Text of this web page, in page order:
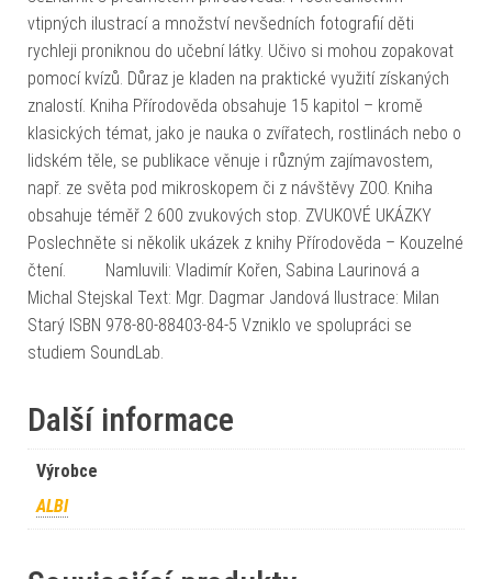
vtipných ilustrací a množství nevšedních fotografií děti
rychleji proniknou do učební látky. Učivo si mohou zopakovat
pomocí kvízů. Důraz je kladen na praktické využití získaných
znalostí. Kniha Přírodověda obsahuje 15 kapitol – kromě
klasických témat, jako je nauka o zvířatech, rostlinách nebo o
lidském těle, se publikace věnuje i různým zajímavostem,
např. ze světa pod mikroskopem či z návštěvy ZOO. Kniha
obsahuje téměř 2 600 zvukových stop. ZVUKOVÉ UKÁZKY
Poslechněte si několik ukázek z knihy Přírodověda – Kouzelné
čtení. Namluvili: Vladimír Kořen, Sabina Laurinová a
Michal Stejskal Text: Mgr. Dagmar Jandová Ilustrace: Milan
Starý ISBN 978-80-88403-84-5 Vzniklo ve spolupráci se
studiem SoundLab.
Další informace
Výrobce
ALBI